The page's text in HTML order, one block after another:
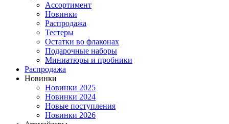
Ассортимент
Новинки
Распродажа
Тестеры
Остатки во флаконах
Подарочные наборы
Миниатюры и пробники
Распродажа
Новинки
Новинки 2025
Новинки 2024
Новые поступления
Новинки 2026